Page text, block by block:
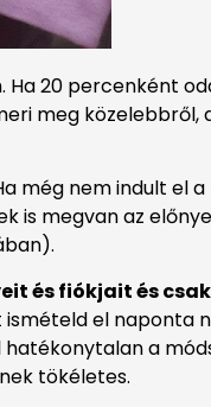
Ha 20 percenként
meg közelebbről,
még nem indult el
is megvan az
és fiókjait és
el naponta
a
tökéletes.